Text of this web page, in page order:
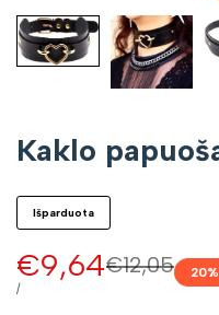
Kaklo
Išparduota
Įprasta
€12,05
Pardavimo
kaina
€9,64
VIENETO
/
20